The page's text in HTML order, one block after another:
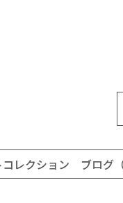
レクション ブログ（